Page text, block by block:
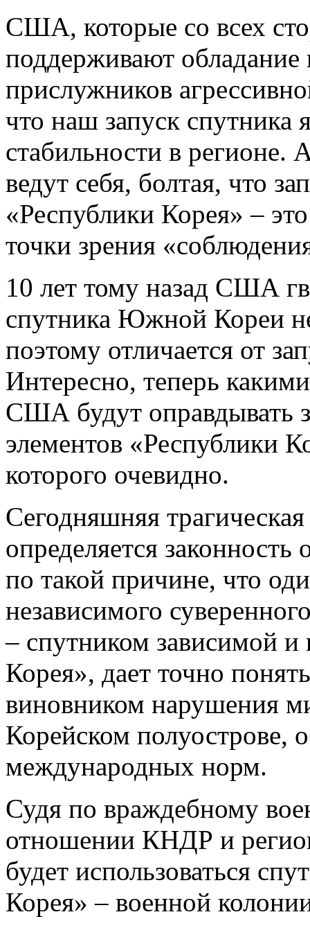
США, которые со всех
поддерживают
прислужников
что наш запуск спутника
стабильности в регионе.
ведут себя, болтая, что
«Республики Корея» –
точки зрения
10 лет тому назад США
спутника Южной Кореи
поэтому отличается от
Интересно, теперь
США будут оправдывать
элементов «Республики
которого очевидно.
Сегодняшняя трагическая
определяется законность
по такой причине, что
независимого
– спутником зависимой и
Корея», дает точно
виновником нарушения
Корейском полуострове,
международных норм.
Судя по враждебному
отношении КНДР и
будет использоваться
Корея» – военной